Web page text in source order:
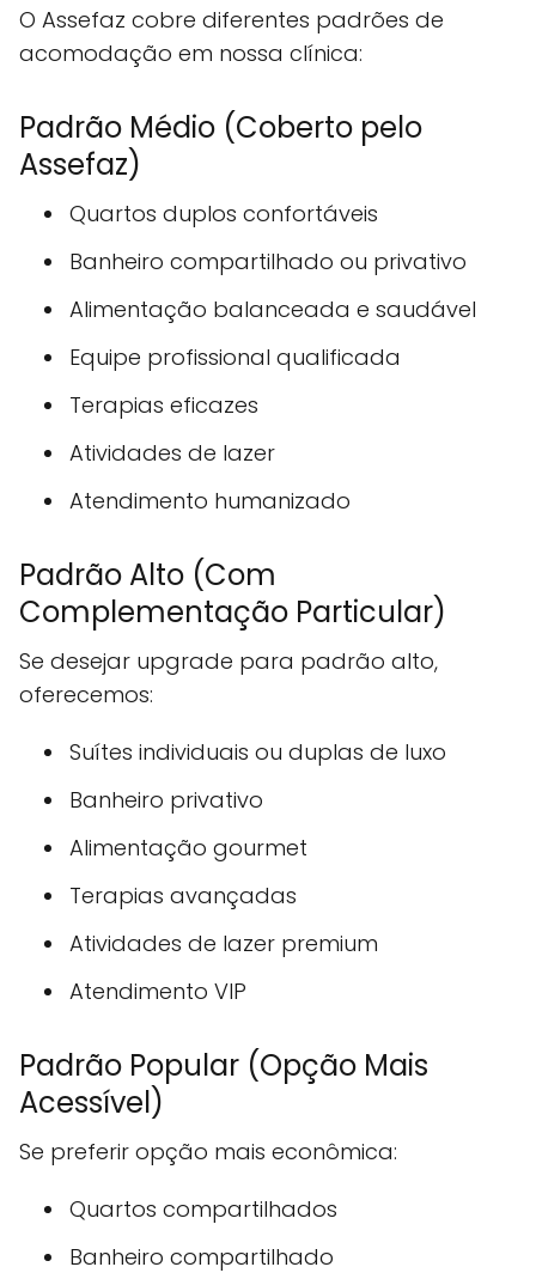
O Assefaz cobre diferentes padrões de
acomodação em nossa clínica:
Padrão Médio (Coberto pelo
Assefaz)
Quartos duplos confortáveis
Banheiro compartilhado ou privativo
Alimentação balanceada e saudável
Equipe profissional qualificada
Terapias eficazes
Atividades de lazer
Atendimento humanizado
Padrão Alto (Com
Complementação Particular)
Se desejar upgrade para padrão alto,
oferecemos:
Suítes individuais ou duplas de luxo
Banheiro privativo
Alimentação gourmet
Terapias avançadas
Atividades de lazer premium
Atendimento VIP
Padrão Popular (Opção Mais
Acessível)
Se preferir opção mais econômica:
Quartos compartilhados
Banheiro compartilhado